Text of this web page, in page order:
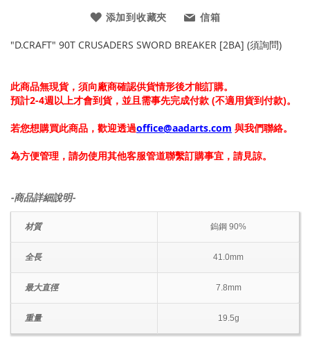
添加到收藏夾 信箱
"D.CRAFT" 90T CRUSADERS SWORD BREAKER [2BA] (須詢問)
此商品無現貨，須向廠商確認供貨情形後才能訂購。
預計2-4週以上才會到貨，並且需事先完成付款 (不適用貨到付款)。
若您想購買此商品，歡迎透過office@aadarts.com 與我們聯絡。
為方便管理，請勿使用其他客服管道聯繫訂購事宜，請見諒。
-商品詳細說明-
材質 鎢鋼 90%
全長 41.0mm
最大直徑 7.8mm
重量 19.5g